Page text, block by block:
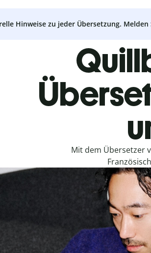
Hinweise zu jeder Übersetzung.
Mit dem Übersetzer